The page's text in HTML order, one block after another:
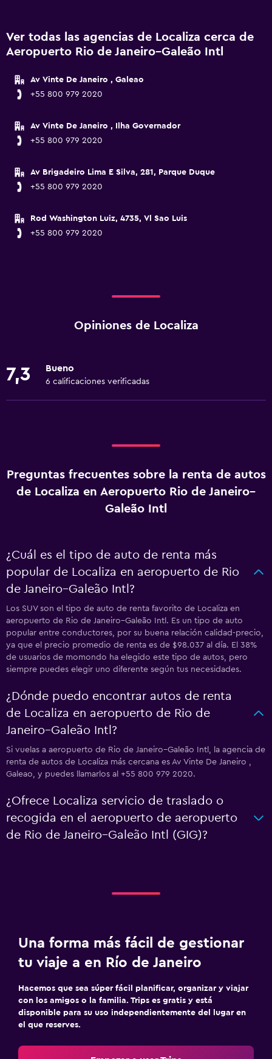
Ver todas las agencias de Localiza cerca de
Aeropuerto Rio de Janeiro–Galeão Intl
Av Vinte De Janeiro , Galeao
+55 800 979 2020
Av Vinte De Janeiro , Ilha Governador
+55 800 979 2020
Av Brigadeiro Lima E Silva, 281, Parque Duque
+55 800 979 2020
Rod Washington Luiz, 4735, Vl Sao Luis
+55 800 979 2020
Opiniones de Localiza
7,3 Bueno
6 calificaciones verificadas
Preguntas frecuentes sobre la renta de autos
de Localiza en Aeropuerto Rio de Janeiro–
Galeão Intl
¿Cuál es el tipo de auto de renta más
popular de Localiza en aeropuerto de Rio
de Janeiro–Galeão Intl?
Los SUV son el tipo de auto de renta favorito de Localiza en
aeropuerto de Rio de Janeiro–Galeão Intl. Es un tipo de auto
popular entre conductores, por su buena relación calidad-precio,
ya que el precio promedio de renta es de $98.037 al día. El 38%
de usuarios de momondo ha elegido este tipo de autos, pero
siempre puedes elegir uno diferente según tus necesidades.
¿Dónde puedo encontrar autos de renta
de Localiza en aeropuerto de Rio de
Janeiro–Galeão Intl?
Si vuelas a aeropuerto de Rio de Janeiro–Galeão Intl, la agencia de
renta de autos de Localiza más cercana es Av Vinte De Janeiro ,
Galeao, y puedes llamarlos al +55 800 979 2020.
¿Ofrece Localiza servicio de traslado o
recogida en el aeropuerto de aeropuerto
de Rio de Janeiro–Galeão Intl (GIG)?
Una forma más fácil de gestionar
tu viaje a en Río de Janeiro
Hacemos que sea súper fácil planificar, organizar y viajar
con los amigos o la familia. Trips es gratis y está
disponible para su uso independientemente del lugar en
el que reserves.